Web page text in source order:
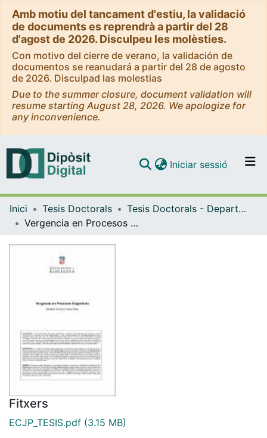
Amb motiu del tancament d'estiu, la validació
de documents es reprendrà a partir del 28
d'agost de 2026. Disculpeu les molèsties.
Con motivo del cierre de verano, la validación de
documentos se reanudará a partir del 28 de agosto
de 2026. Disculpad las molestias
Due to the summer closure, document validation will
resume starting August 28, 2026. We apologize for
any inconvenience.
Navega per tot el DD
Iniciar sessió (current)
Inici Tesis Doctorals
Tesis Doctorals - Departament - Cognició, Desenvolupament i Psicologia de l'Educació
Vergencia en Procesos Cognitivos
Fitxers
ECJP_TESIS.pdf (3.15 MB)